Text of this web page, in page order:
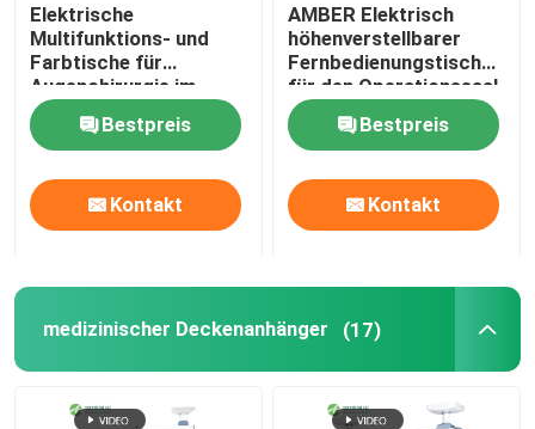
Elektrische
Multifunktions- und
Farbtische für
Augenchirurgie im
Krankenhaus
Bestpreis
Kontakt
AMBER Elektrisch
höhenverstellbarer
Fernbedienungstisch
für den Operationssaal,
Wirbelsäulenchirurgie
Bestpreis
Kontakt
medizinischer Deckenanhänger (17)